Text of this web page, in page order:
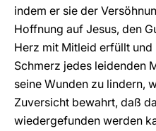
indem er sie der
Hoffnung auf Jesus, den
Herz mit Mitleid erfüllt
Schmerz jedes leidenden
seine Wunden zu lindern,
Zuversicht bewahrt, daß
wiedergefunden werden